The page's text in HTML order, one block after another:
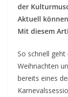
der
Aktuell
Mit diesem
So schnell
Weihnachten
bereits eines